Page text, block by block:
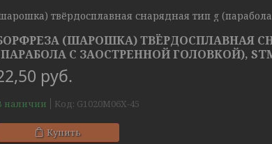
(ШАРОШКА) ТВЁРДОСПЛАВНАЯ
С ЗАОСТРЕННОЙ ГОЛОВКОЙ), STM
руб.
наличии Код: G1020M06X-45
Купить